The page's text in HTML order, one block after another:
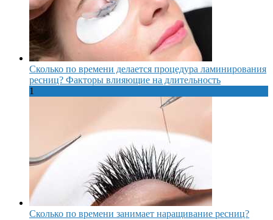
Сколько по времени делается процедура ламинирования
ресниц? Факторы влияющие на длительность
1
Сколько по времени занимает наращивание ресниц?